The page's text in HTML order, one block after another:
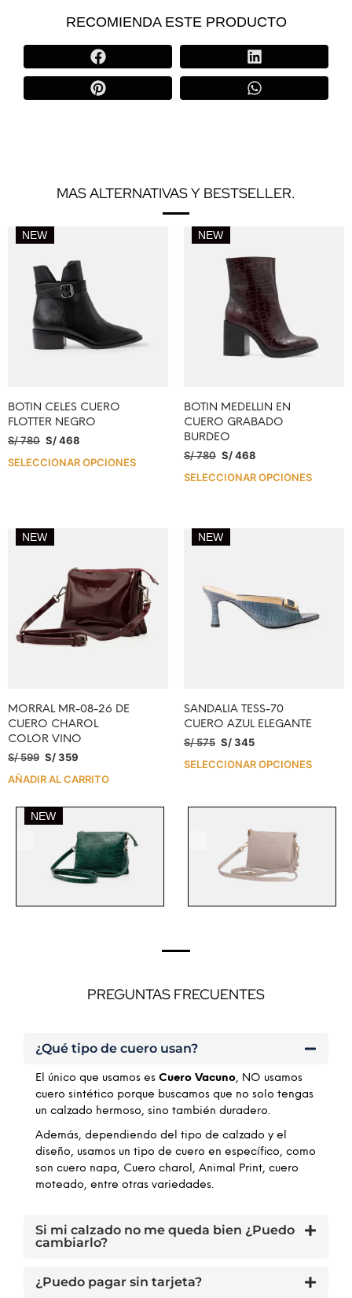
RECOMIENDA ESTE PRODUCTO
MAS ALTERNATIVAS Y BESTSELLER.
NEW
BOTIN CELES CUERO
FLOTTER NEGRO
S/780 S/468
SELECCIONAR OPCIONES
NEW
BOTIN MEDELLIN EN
CUERO GRABADO
BURDEO
S/780 S/468
SELECCIONAR OPCIONES
NEW
MORRAL MR-08-26 DE
CUERO CHAROL
COLOR VINO
S/599 S/359
AÑADIR AL CARRITO
NEW
SANDALIA TESS-70
CUERO AZUL ELEGANTE
S/575 S/345
SELECCIONAR OPCIONES
.
PREGUNTAS FRECUENTES
¿Qué tipo de cuero usan?
El único que usamos es Cuero Vacuno, NO usamos
cuero sintético porque buscamos que no solo tengas
un calzado hermoso, sino también duradero.
Además, dependiendo del tipo de calzado y el
diseño, usamos un tipo de cuero en específico, como
son cuero napa, Cuero charol, Animal Print, cuero
moteado, entre otras variedades.
Si mi calzado no me queda bien ¿Puedo
cambiarlo?
¿Puedo pagar sin tarjeta?